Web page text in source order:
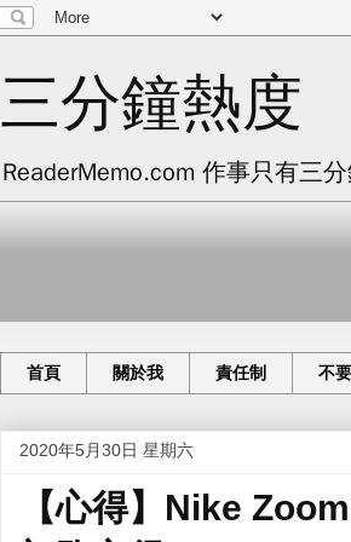
三分鐘熱度
ReaderMemo.com 作事只有三
首頁 關於我 責任制 不
2020年5月30日 星期六
【心得】Nike